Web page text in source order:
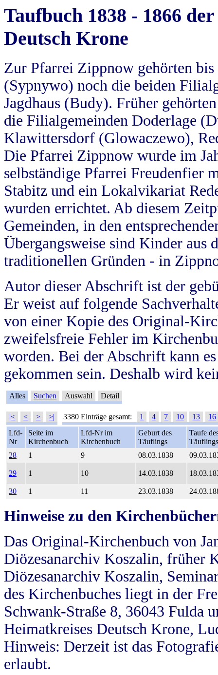
Taufbuch 1838 - 1866
Deutsch Krone
Zur Pfarrei Zippnow gehörten
(Sypnywo) noch die beiden
Jagdhaus (Budy). Früher
die Filialgemeinden Doderlage
Klawittersdorf (Glowaczewo),
Die Pfarrei Zippnow wurde im
selbständige Pfarrei Freudenfier
Stabitz und ein Lokalvikariat
wurden errichtet. Ab diesem
Gemeinden, in den
Übergangsweise sind Kinder aus
traditionellen Gründen - in
Autor dieser Abschrift ist der
Er weist auf folgende
von einer Kopie des Original-
zweifelsfreie Fehler im
worden. Bei der Abschrift kann
gekommen sein. Deshalb wird
Alles Suchen Auswahl Detail
|< < > >| 3380 Einträge gesamt: 1 4 7 10 13
16
Lfd-
Nr
Seite im
Kirchenbuch
Lfd-Nr im
Kirchenbuch
Geburt des
Täuflings
Taufe
Täuflings
28
1 9 08.03.1838
29 1 10 14.03.1838
30 1 11 23.03.1838
Hinweise zu den
Das Original-Kirchenbuch von
Diözesanarchiv Koszalin, früher
Diözesanarchiv Koszalin,
des Kirchenbuches liegt in der
Schwank-Straße 8, 36043 Fulda
Heimatkreises Deutsch Krone,
Hinweis: Derzeit ist das
erlaubt.